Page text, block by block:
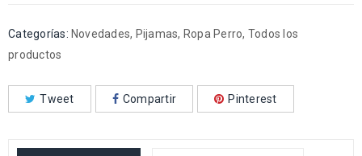
Categorías: Novedades, Pijamas, Ropa Perro, Todos los
productos
Tweet Compartir Pinterest